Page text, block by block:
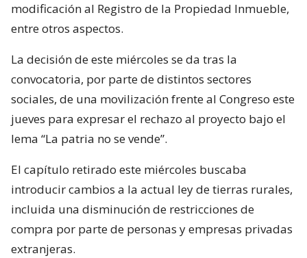
modificación al Registro de la Propiedad Inmueble,
entre otros aspectos.
La decisión de este miércoles se da tras la
convocatoria, por parte de distintos sectores
sociales, de una movilización frente al Congreso este
jueves para expresar el rechazo al proyecto bajo el
lema “La patria no se vende”.
El capítulo retirado este miércoles buscaba
introducir cambios a la actual ley de tierras rurales,
incluida una disminución de restricciones de
compra por parte de personas y empresas privadas
extranjeras.